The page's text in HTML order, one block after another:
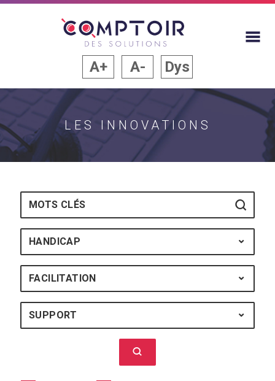
A+ A- Dys
LES INNOVATIONS
Mots-clés
HANDICAP
FACILITATION
SUPPORT